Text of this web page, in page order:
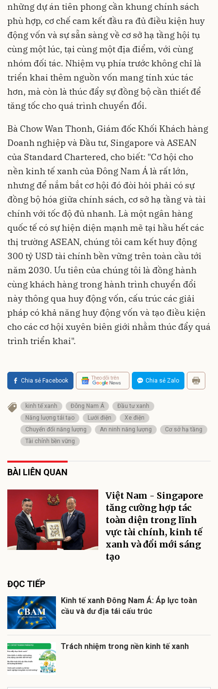
những dự án tiên phong cần khung chính sách
phù hợp, cơ chế cam kết đầu ra đủ điều kiện huy
động vốn và sự sẵn sàng về cơ sở hạ tầng hội tụ
cùng một lúc, tại cùng một địa điểm, với cùng
nhóm đối tác. Nhiệm vụ phía trước không chỉ là
triển khai thêm nguồn vốn mang tính xúc tác
hơn, mà còn là thúc đẩy sự đồng bộ cần thiết để
tăng tốc cho quá trình chuyển đổi.
Bà Chow Wan Thonh, Giám đốc Khối Khách hàng
Doanh nghiệp và Đầu tư, Singapore và ASEAN
của Standard Chartered, cho biết: "Cơ hội cho
nền kinh tế xanh của Đông Nam Á là rất lớn,
nhưng để nắm bắt cơ hội đó đòi hỏi phải có sự
đồng bộ hóa giữa chính sách, cơ sở hạ tầng và tài
chính với tốc độ đủ nhanh. Là một ngân hàng
quốc tế có sự hiện diện mạnh mẽ tại hầu hết các
thị trường ASEAN, chúng tôi cam kết huy động
300 tỷ USD tài chính bền vững trên toàn cầu tới
năm 2030. Ưu tiên của chúng tôi là đồng hành
cùng khách hàng trong hành trình chuyển đổi
này thông qua huy động vốn, cấu trúc các giải
pháp có khả năng huy động vốn và tạo điều kiện
cho các cơ hội xuyên biên giới nhằm thúc đẩy quá
trình triển khai".
Chia sẻ Facebook Theo dõi trên Chia sẻ Zalo
kinh tế xanh Đông Nam Á
Đầu tư xanh
Năng lượng tái tạo
Lưới điện
Xe điện
Chuyển đổi năng lượng
An ninh năng lượng
Cơ sở hạ tầng
Tài chính bền vững
BÀI LIÊN QUAN
Việt Nam - Singapore
tăng cường hợp tác
toàn diện trong lĩnh
vực tài chính, kinh tế
xanh và đổi mới sáng
tạo
ĐỌC TIẾP
Kinh tế xanh Đông Nam Á: Áp lực toàn
cầu và dư địa tái cấu trúc
Trách nhiệm trong nền kinh tế xanh